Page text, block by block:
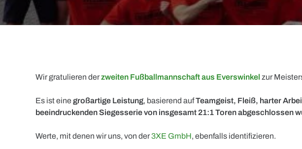
Wir gratulieren derzweiten Fußballmannschaft aus Everswinkel zur
Es ist eine großartige Leistung, basierend aufTeamgeist, Fleiß, harter
beeindruckenden Siegesserie von insgesamt 21:1 Toren abgeschlossen
Werte, mit denen wir uns, von der3XE GmbH, ebenfalls identifizieren.